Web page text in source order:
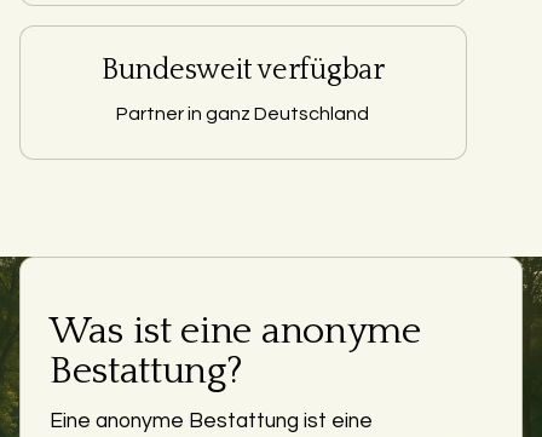
Bundesweit verfügbar
Partner in ganz Deutschland
Was ist eine anonyme
Bestattung?
Eine anonyme Bestattung ist eine